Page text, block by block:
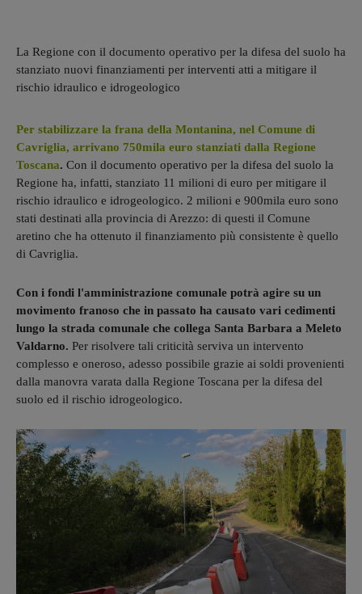
La Regione con il documento operativo per la difesa del suolo ha
stanziato nuovi finanziamenti per interventi atti a mitigare il
rischio idraulico e idrogeologico
Per stabilizzare la frana della Montanina, nel Comune di
Cavriglia, arrivano 750mila euro stanziati dalla Regione
Toscana. Con il documento operativo per la difesa del suolo la
Regione ha, infatti, stanziato 11 milioni di euro per mitigare il
rischio idraulico e idrogeologico. 2 milioni e 900mila euro sono
stati destinati alla provincia di Arezzo: di questi il Comune
aretino che ha ottenuto il finanziamento più consistente è quello
di Cavriglia.
Con i fondi l'amministrazione comunale potrà agire su un
movimento franoso che in passato ha causato vari cedimenti
lungo la strada comunale che collega Santa Barbara a Meleto
Valdarno. Per risolvere tali criticità serviva un intervento
complesso e oneroso, adesso possibile grazie ai soldi provenienti
dalla manovra varata dalla Regione Toscana per la difesa del
suolo ed il rischio idrogeologico.